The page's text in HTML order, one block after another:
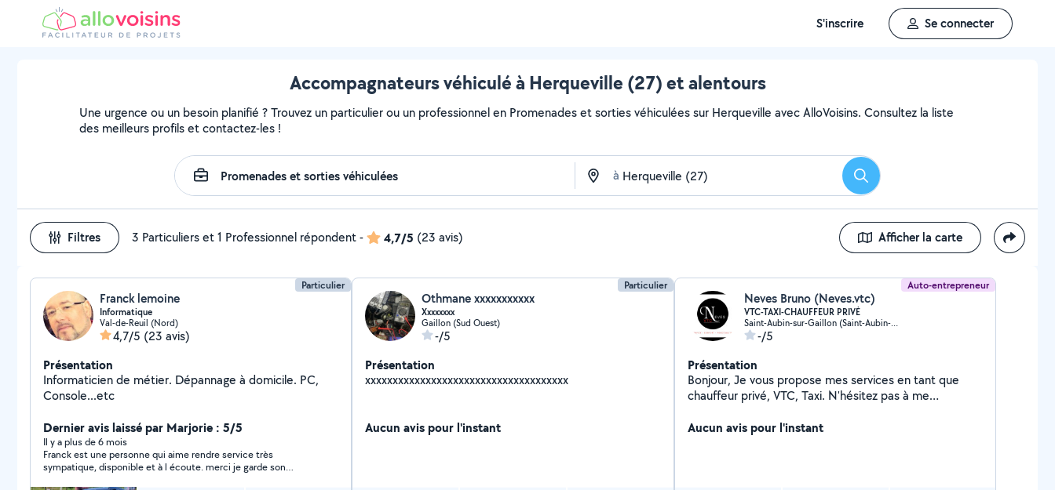
S'inscrire Se connecter
Accompagnateurs véhiculé à Herqueville (27) et alentours
Une urgence ou un besoin planifié ? Trouvez un particulier ou un professionnel en Promenades et sorties véhiculées sur Herqueville avec AlloVoisins. Consultez la liste
des meilleurs profils et contactez-les !
à Rechercher
Filtres 3 Particuliers et 1 Professionnel répondent- 4,7/5 (23 avis) Afficher la carte
Particulier
Franck lemoine
Informatique
Val-de-Reuil (Nord)
4,7/5 (23 avis)
Présentation
Informaticien de métier. Dépannage à domicile. PC,
Console...etc
Dernier avis laissé par Marjorie : 5/5
Il y a plus de 6 mois
Franck est une personne qui aime rendre service très
sympatique, disponible et à l écoute. merci je garde son
Particulier
Othmane xxxxxxxxxxx
Xxxxxxxx
Gaillon (Sud Ouest)
-/5
Présentation
xxxxxxxxxxxxxxxxxxxxxxxxxxxxxxxxxxxxx
Aucun avis pour l'instant
Auto-entrepreneur
Neves Bruno (Neves.vtc)
VTC-TAXI-CHAUFFEUR PRIVÉ
Saint-Aubin-sur-Gaillon (Saint-Aubin-sur-Gaillon)
-/5
Présentation
Bonjour, Je vous propose mes services en tant que
chauffeur privé, VTC, Taxi. N'hésitez pas à me
Aucun avis pour l'instant